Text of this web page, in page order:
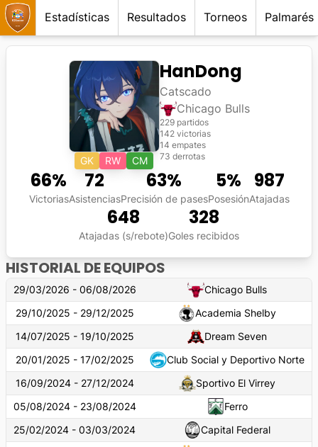
Estadísticas Resultados Torneos Palmarés
GK RW CM
HanDong
Catscado
Chicago Bulls
229 partidos
142 victorias
14 empates
73 derrotas
66%
Victorias
72
Asistencias
63%
Precisión de pases
5%
Posesión
987
Atajadas
648
Atajadas (s/rebote)
328
Goles recibidos
HISTORIAL DE EQUIPOS
29/03/2026 - 06/08/2026
Chicago Bulls
29/10/2025 - 29/12/2025
Academia Shelby
14/07/2025 - 19/10/2025
Dream Seven
20/01/2025 - 17/02/2025
Club Social y Deportivo Norte
16/09/2024 - 27/12/2024
Sportivo El Virrey
05/08/2024 - 23/08/2024
Ferro
25/02/2024 - 03/03/2024
Capital Federal